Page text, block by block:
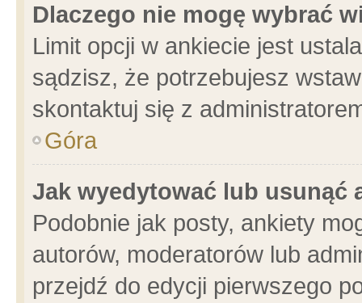
Dlaczego nie mogę wybrać
Limit opcji w ankiecie jest
sądzisz, że potrzebujesz
skontaktuj się z
Góra
Jak wyedytować lub usunąć
Podobnie jak posty, ankiety
autorów, moderatorów lub
przejdź do edycji pierwszego